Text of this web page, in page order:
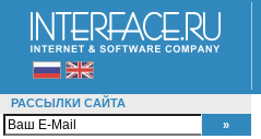
РАССЫЛКИ САЙТА